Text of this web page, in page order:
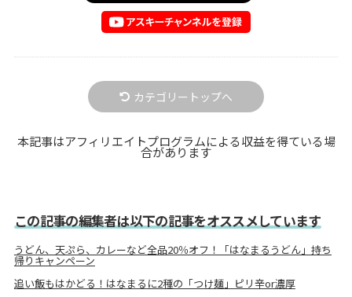
カテゴリートップへ
本記事はアフィリエイトプログラムによる収益を得ている場
合があります
この記事の編集者は以下の記事をオススメしています
うどん、天ぷら、カレーなど全品20％オフ！「はなまるうどん」持ち
帰りキャンペーン
追い飯もはかどる！はなまるに2種の「つけ麺」ピリ辛or濃厚